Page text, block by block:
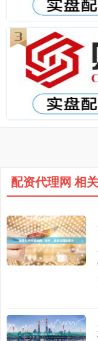
配资代理网 相